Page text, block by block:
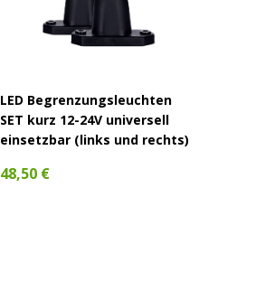
LED Begrenzungsleuchten
SET kurz 12-24V universell
einsetzbar (links und rechts)
48,50 €